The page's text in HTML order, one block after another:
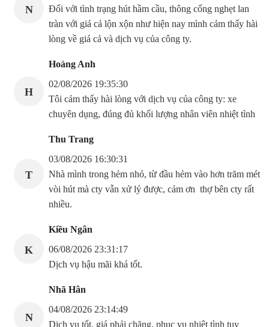
N
Đối với tình trạng hút hầm cầu, thông cống nghẹt lan
tràn với giá cả lộn xộn như hiện nay mình cảm thấy hài
lòng về giá cả và dịch vụ của công ty.
H
Hoàng Anh
02/08/2026 19:35:30
Tôi cảm thấy hài lòng với dịch vụ của công ty: xe
chuyên dụng, đúng đủ khối lượng nhân viên nhiệt tình
T
Thu Trang
03/08/2026 16:30:31
Nhà mình trong hẻm nhỏ, từ đầu hẻm vào hơn trăm mét
vòi hút mà cty vẫn xử lý được, cảm ơn thợ bên cty rất
nhiều.
K
Kiều Ngân
06/08/2026 23:31:17
Dịch vụ hậu mãi khá tốt.
N
Nhã Hân
04/08/2026 23:14:49
Dịch vụ tốt, giá phải chăng, phục vụ nhiệt tình tuy